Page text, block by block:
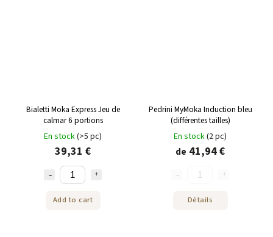
Bialetti Moka Express Jeu de
calmar 6 portions
En stock(>5 pc)
39,31 €
Add to cart
Pedrini MyMoka Induction bleu
(différentes tailles)
En stock(2 pc)
de 41,94 €
Détails